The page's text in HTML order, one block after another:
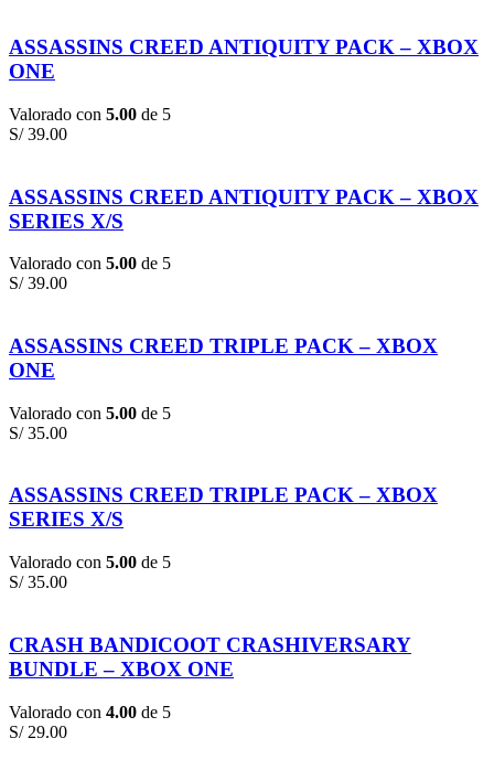
ASSASSINS CREED ANTIQUITY PACK – XBOX
ONE
Valorado con 5.00 de 5
S/39.00
ASSASSINS CREED ANTIQUITY PACK – XBOX
SERIES X/S
Valorado con 5.00 de 5
S/39.00
ASSASSINS CREED TRIPLE PACK – XBOX
ONE
Valorado con 5.00 de 5
S/35.00
ASSASSINS CREED TRIPLE PACK – XBOX
SERIES X/S
Valorado con 5.00 de 5
S/35.00
CRASH BANDICOOT CRASHIVERSARY
BUNDLE – XBOX ONE
Valorado con 4.00 de 5
S/29.00